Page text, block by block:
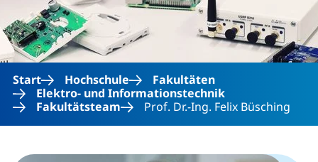
Start Hochschule
Fakultäten
Elektro- und Informationstechnik
Fakultätsteam
Prof. Dr.-Ing. Felix Büsching